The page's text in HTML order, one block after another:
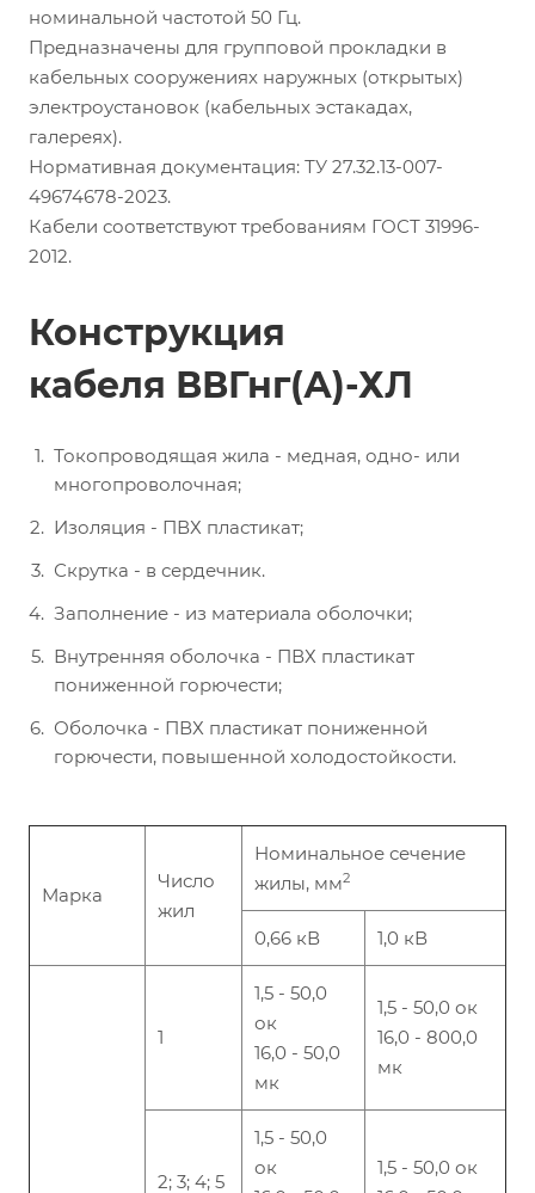
номинальной частотой 50 Гц.
Предназначены для групповой прокладки в
кабельных сооружениях наружных (открытых)
электроустановок (кабельных эстакадах,
галереях).
Нормативная документация: ТУ 27.32.13-007-
49674678-2023.
Кабели соответствуют требованиям ГОСТ 31996-
2012.
Конструкция
кабеля ВВГнг(А)-ХЛ
Токопроводящая жила - медная, одно- или
многопроволочная;
Изоляция - ПВХ пластикат;
Скрутка - в сердечник.
Заполнение - из материала оболочки;
Внутренняя оболочка - ПВХ пластикат
пониженной горючести;
Оболочка - ПВХ пластикат пониженной
горючести, повышенной холодостойкости.
Марка
Число
жил
Номинальное сечение
жилы, мм2
0,66 кВ 1,0 кВ
1
1,5 - 50,0
ок
16,0 - 50,0
мк
1,5 - 50,0 ок
16,0 - 800,0
мк
2; 3; 4; 5
1,5 - 50,0
ок
1,5 - 50,0 ок